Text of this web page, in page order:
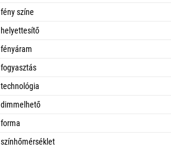
fény színe
helyettesítő
fényáram
fogyasztás
technológia
dimmelhető
forma
színhőmérséklet